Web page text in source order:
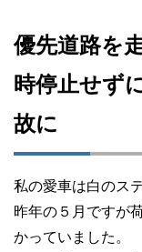
優先道路を
時停止せず
故に
私の愛車は白のス
昨年の５月ですが
かっていました。